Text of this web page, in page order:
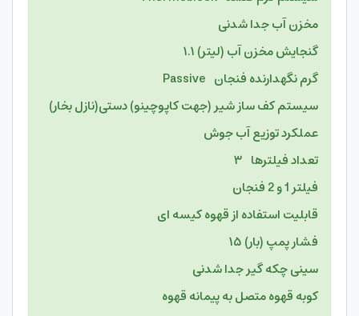
مخزن آب جدا شدنی
گنجایش مخزن آب (لیتر) ۱.۱
گرم نگهدارنده فنجان Passive
سیستم کف ساز شیر (جهت کاپوچینو) دستی(نازل بخار)
عملکرد توزیع آب جوش
تعداد فیلترها ۳
فیلتر 1 و 2 فنجان
قابلیت استفاده از قهوه کیسه ای
فشار پمپ (بار) ۱۵
سینی چکه گیر جدا شدنی
کوبه قهوه متصل به پیمانه قهوه